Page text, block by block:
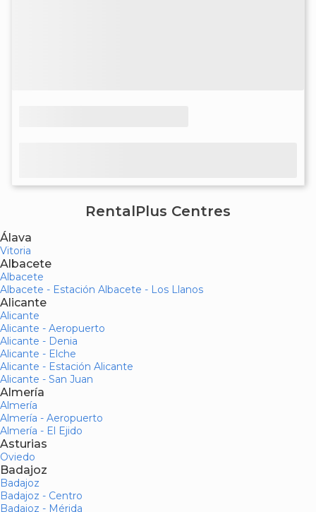
RentalPlus Centres
Álava
Vitoria
Albacete
Albacete
Albacete - Estación Albacete - Los Llanos
Alicante
Alicante
Alicante - Aeropuerto
Alicante - Denia
Alicante - Elche
Alicante - Estación Alicante
Alicante - San Juan
Almería
Almería
Almería - Aeropuerto
Almería - El Ejido
Asturias
Oviedo
Badajoz
Badajoz
Badajoz - Centro
Badajoz - Mérida